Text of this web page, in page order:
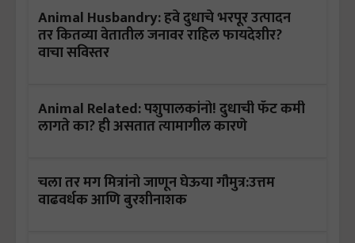
Animal Husbandry: हवे दुधाचे भरपूर उत्पादन
तर कितव्या वेतातील जनावर राहिल फायदेशीर?
वाचा सविस्तर
Animal Related: पशुपालकांनो! दुधाची फॅट कमी
लागते का? ही असतात त्यामागील कारणे
चला तर मग मित्रांनो जाणून घेऊया गौमुत्र:उत्तम
वाढवर्धक आणि बुरशीनाशक